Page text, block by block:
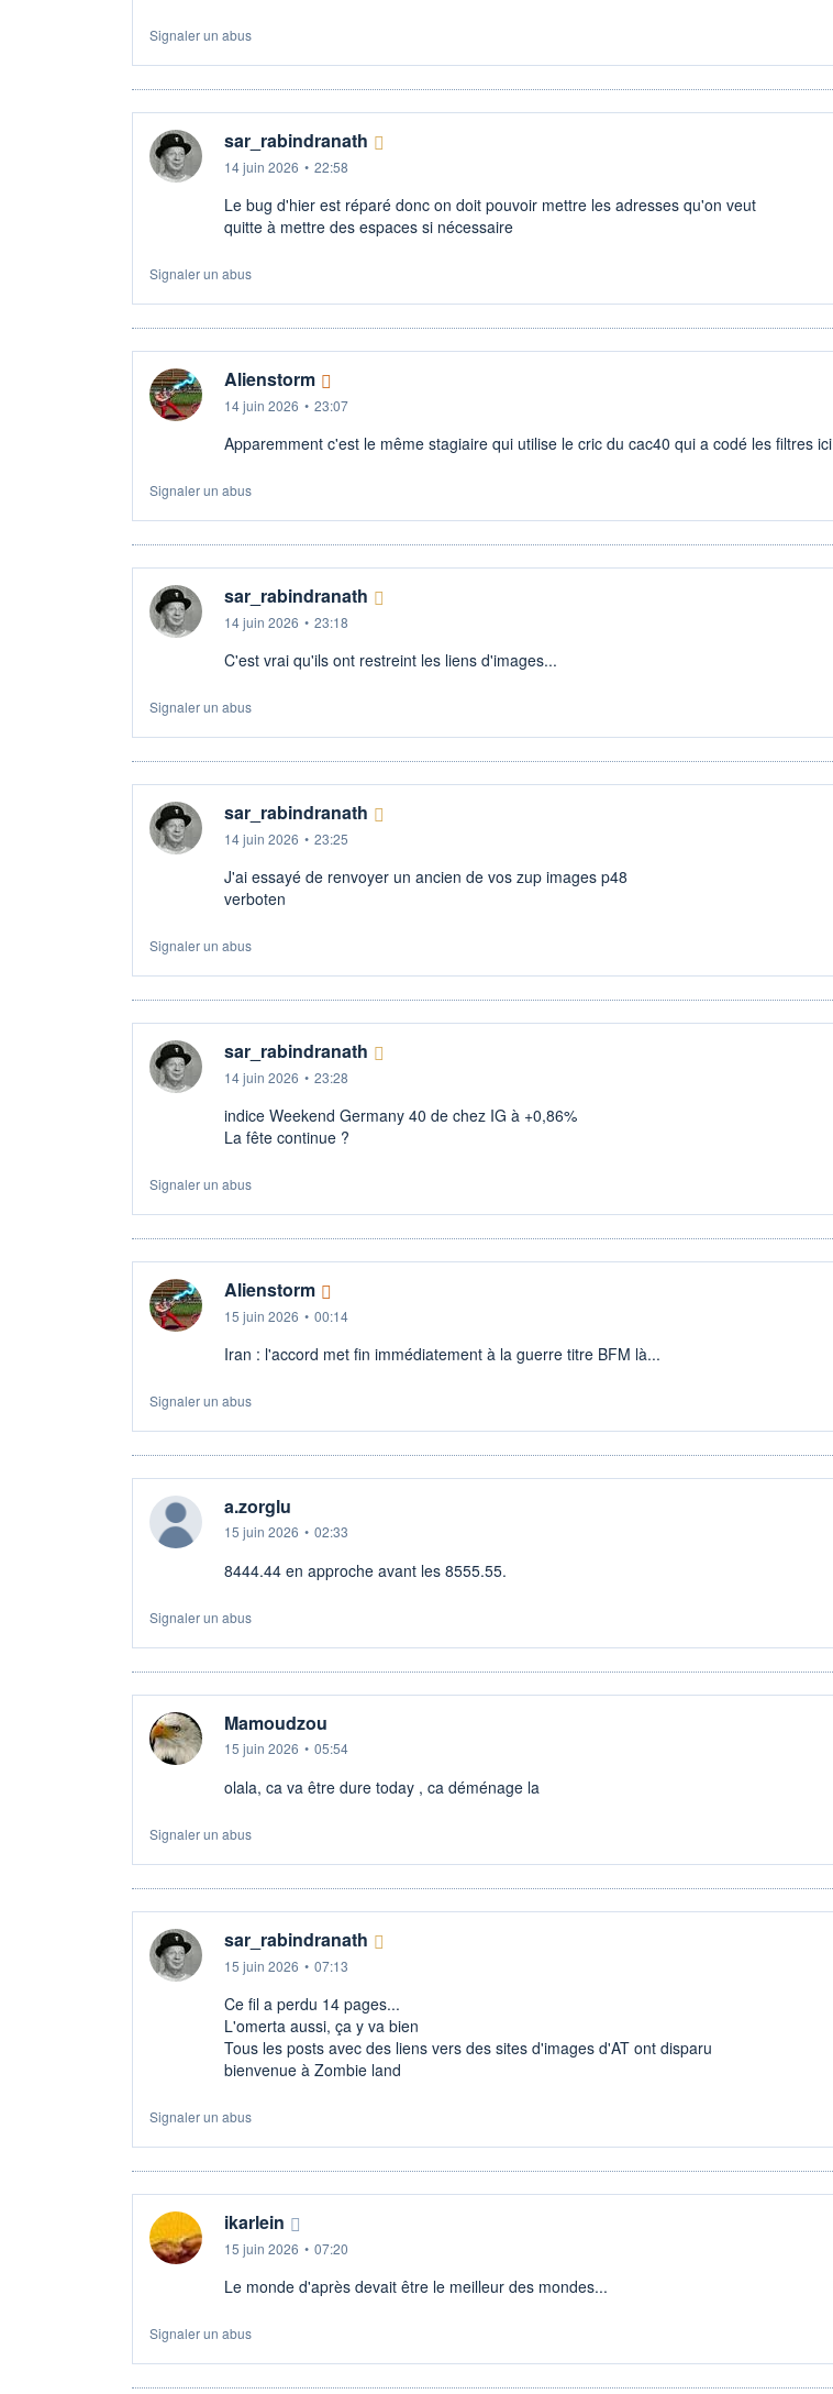
Signaler un abus
sar_rabindranath
14 juin 2026 • 22:58
Le bug d'hier est réparé donc on doit pouvoir mettre les adresses qu'on veut
quitte à mettre des espaces si nécessaire
Signaler un abus
Alienstorm
14 juin 2026 • 23:07
Apparemment c'est le même stagiaire qui utilise le cric du cac40 qui a codé les filtres ici
Signaler un abus
sar_rabindranath
14 juin 2026 • 23:18
C'est vrai qu'ils ont restreint les liens d'images...
Signaler un abus
sar_rabindranath
14 juin 2026 • 23:25
J'ai essayé de renvoyer un ancien de vos zup images p48
verboten
Signaler un abus
sar_rabindranath
14 juin 2026 • 23:28
indice Weekend Germany 40 de chez IG à +0,86%
La fête continue ?
Signaler un abus
Alienstorm
15 juin 2026 • 00:14
Iran : l'accord met fin immédiatement à la guerre titre BFM là...
Signaler un abus
a.zorglu
15 juin 2026 • 02:33
8444.44 en approche avant les 8555.55.
Signaler un abus
Mamoudzou
15 juin 2026 • 05:54
olala, ca va être dure today , ca déménage la
Signaler un abus
sar_rabindranath
15 juin 2026 • 07:13
Ce fil a perdu 14 pages...
L'omerta aussi, ça y va bien
Tous les posts avec des liens vers des sites d'images d'AT ont disparu
bienvenue à Zombie land
Signaler un abus
ikarlein
15 juin 2026 • 07:20
Le monde d'après devait être le meilleur des mondes...
Signaler un abus